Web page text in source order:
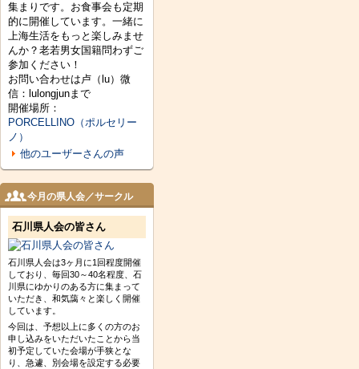
集まりです。お食事会も定期
的に開催しています。一緒に
上海生活をもっと楽しみませ
んか？老若男女国籍問わずご
参加ください！
お問い合わせは卢（lu）微
信：lulongjunまで
開催場所：
PORCELLINO（ポルセリー
ノ）
他のユーザーさんの声
今月の県人会／サークル
石川県人会の皆さん
石川県人会は3ヶ月に1回程度開催
しており、毎回30～40名程度、石
川県にゆかりのある方に集まって
いただき、和気藹々と楽しく開催
しています。
今回は、予想以上に多くの方のお
申し込みをいただいたことから当
初予定していた会場が手狭とな
り、急遽、別会場を設定する必要